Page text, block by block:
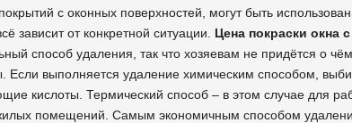
с оконных поверхностей, могут быть
зависит от конкретной ситуации. Цена покраски окна
способ удаления, так что хозяевам не придётся о
Если выполняется удаление химическим способом,
кислоты. Термический способ – в этом случае для
помещений. Самым экономичным способом